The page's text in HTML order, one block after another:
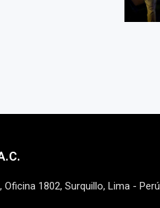
Oficina 1802, Surquillo, Lima - Perú